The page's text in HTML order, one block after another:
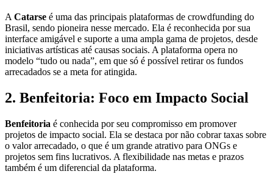
A Catarse é uma das principais plataformas de crowdfunding do
Brasil, sendo pioneira nesse mercado. Ela é reconhecida por sua
interface amigável e suporte a uma ampla gama de projetos, desde
iniciativas artísticas até causas sociais. A plataforma opera no
modelo “tudo ou nada”, em que só é possível retirar os fundos
arrecadados se a meta for atingida.
2. Benfeitoria: Foco em Impacto Social
Benfeitoria é conhecida por seu compromisso em promover
projetos de impacto social. Ela se destaca por não cobrar taxas sobre
o valor arrecadado, o que é um grande atrativo para ONGs e
projetos sem fins lucrativos. A flexibilidade nas metas e prazos
também é um diferencial da plataforma.